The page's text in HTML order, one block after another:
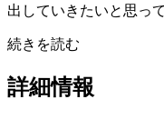
出していきたいと思っ
続きを読む
詳細情報